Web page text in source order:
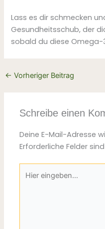
Lass es dir schmecken
Gesundheitsschub, der
sobald du diese
← Vorheriger Beitrag
Schreibe einen
Deine E-Mail-Adresse
Erforderliche Felder
eingeben…